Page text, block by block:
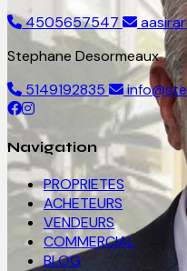
4505657547
Stephane Desormeaux
5149192835
Navigation
PROPRIETES
ACHETEURS
VENDEURS
COMMERCIAL
BLOG